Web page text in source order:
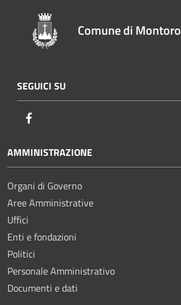
Comune di Montoro
SEGUICI SU
AMMINISTRAZIONE
Organi di Governo
Aree Amministrative
Uffici
Enti e fondazioni
Politici
Personale Amministrativo
Documenti e dati